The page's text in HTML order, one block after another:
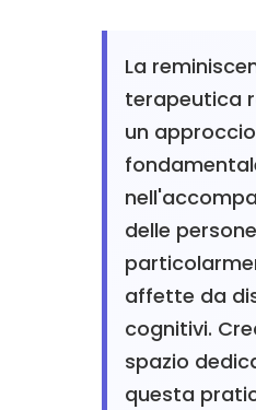
La
terapeutica
un approccio
delle
affette da
cognitivi.
spazio
questa